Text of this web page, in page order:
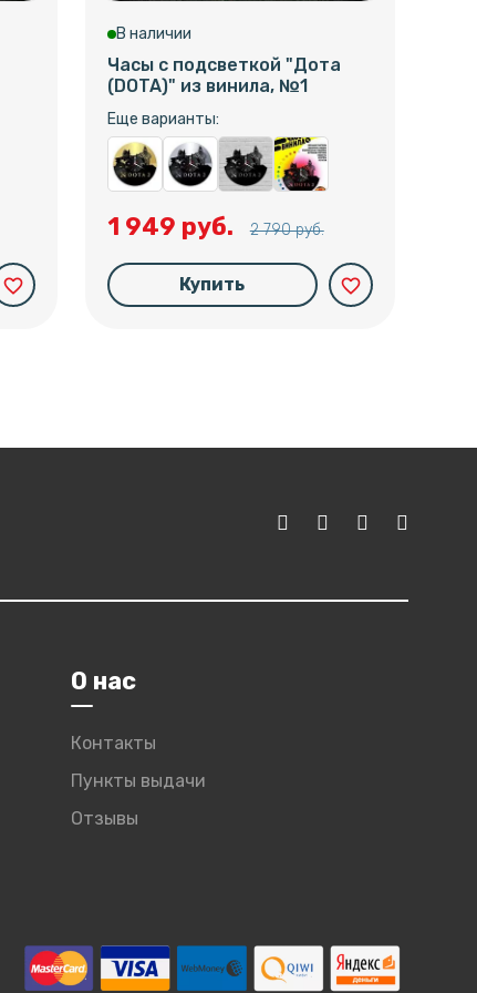
favorite_border
В наличии
Часы с подсветкой "Дота
(DOTA)" из винила, №1
Еще варианты:
1 949 руб. 2 790 руб.
Купить favorite_border
О нас
Контакты
Пункты выдачи
Отзывы